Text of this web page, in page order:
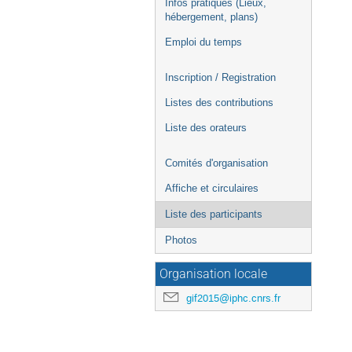
Infos pratiques (Lieux,
hébergement, plans)
Emploi du temps
Inscription / Registration
Listes des contributions
Liste des orateurs
Comités d'organisation
Affiche et circulaires
Liste des participants
Photos
Organisation locale
gif2015@iphc.cnrs.fr